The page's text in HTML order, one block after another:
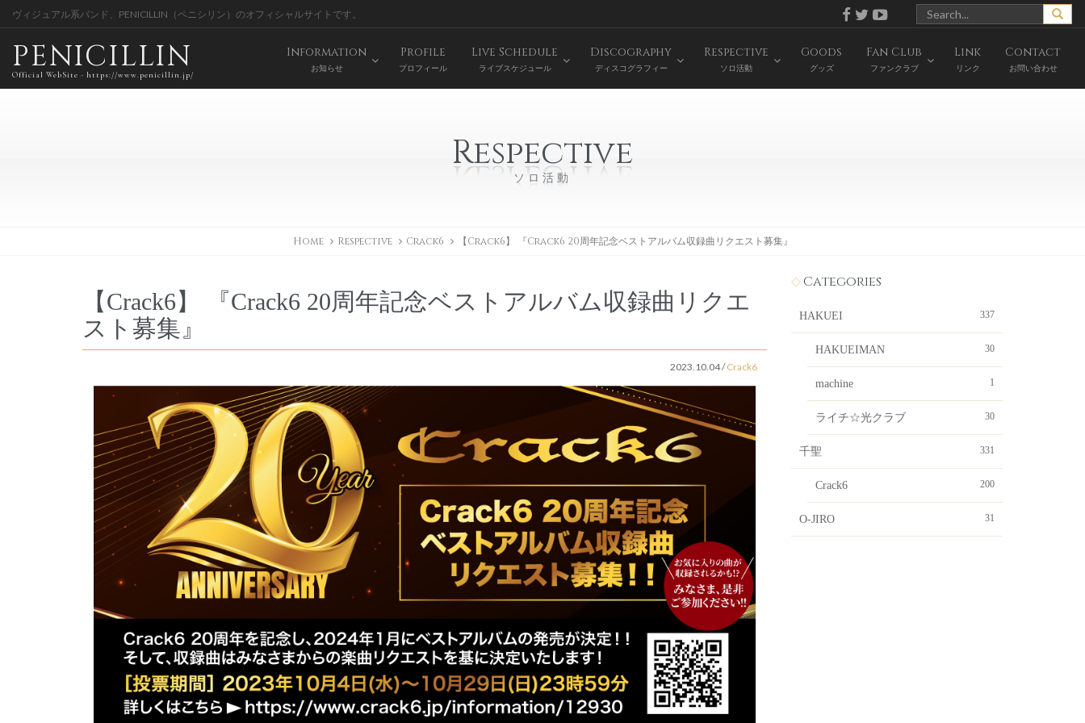
ヴィジュアル系バンド、PENICILLIN（ペニシリン）のオフィシャルサイトです。
PENICILLIN
Official WebSite - https://www.penicillin.jp/
Information
お知らせ
Profile
プロフィール
Live Schedule
ライブスケジュール
Discography
ディスコグラフィー
Respective
ソロ活動
Goods
グッズ
Fan Club
ファンクラブ
Link
リンク
Contact
お問い合わせ
Respective
ソロ活動
Home Respective Crack6 【Crack6】 『Crack6 20周年記念ベストアルバム収録曲リクエスト募集』
【Crack6】 『Crack6 20周年記念ベストアルバム収録曲リクエ
スト募集』
2023.10.04/Crack6
Categories
HAKUEI 337
HAKUEIMAN 30
machine 1
ライチ☆光クラブ 30
千聖 331
Crack6 200
O-JIRO 31